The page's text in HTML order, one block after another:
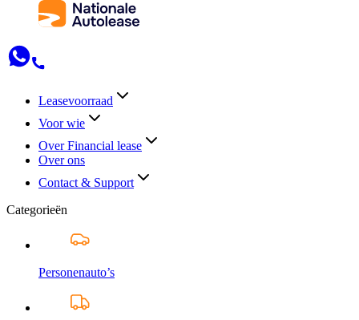
Leasevoorraad
Voor wie
Over Financial lease
Over ons
Contact & Support
Categorieën
Personenauto’s